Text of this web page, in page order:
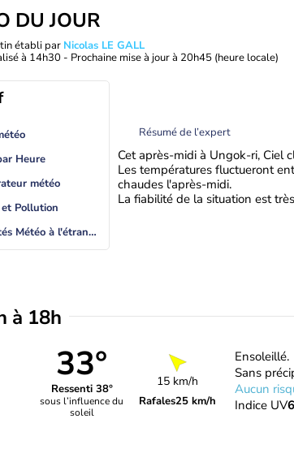
DU JOUR
établi par Nicolas LE GALL
à 14h30 - Prochaine mise à jour à 20h45 (heure locale)
Heure
météo
Pollution
Actualités Météo à l'étranger
Résumé de l’expert
Cet après-midi à Ungok-ri, Ciel
Les températures fluctueront
chaudes l'après-midi.
La fiabilité de la situation est
à 18h
33°
Ressenti 38°
sous l’influence du
soleil
15 km/h
Rafales25 km/h
Ensoleillé.
Sans
Aucun
Indice UV6